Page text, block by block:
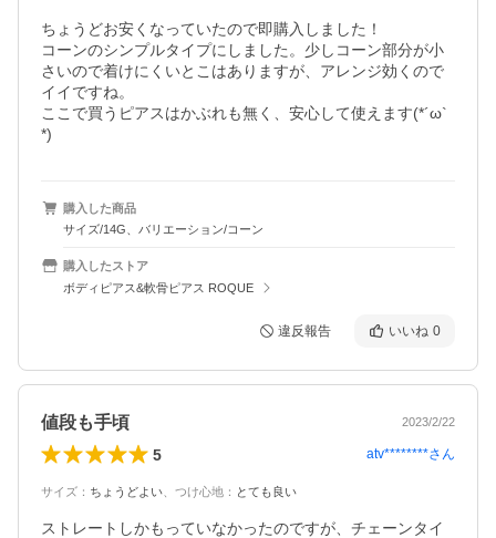
ちょうどお安くなっていたので即購入しました！
コーンのシンプルタイプにしました。少しコーン部分が小
さいので着けにくいとこはありますが、アレンジ効くので
イイですね。
ここで買うピアスはかぶれも無く、安心して使えます(*´ω`
*)
購入した商品
サイズ/14G、バリエーション/コーン
購入したストア
ボディピアス&軟骨ピアス ROQUE
違反報告 いいね 0
値段も手頃 2023/2/22
5 atv********さん
サイズ ： ちょうどよい つけ心地 ： とても良い
ストレートしかもっていなかったのですが、チェーンタイ